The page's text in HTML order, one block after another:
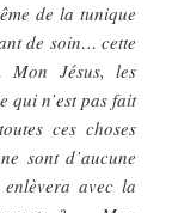
de la tunique
de soin… cette
Jésus, les
qui n’est pas fait
ces choses
sont d’aucune
avec la